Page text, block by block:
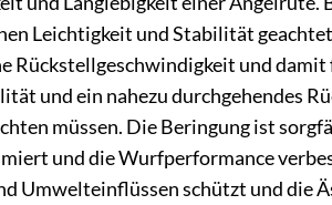
Leichtigkeit und Stabilität
und
und ein nahezu durchgehendes
müssen. Die Beringung ist
und die Wurfperformance
Umwelteinflüssen schützt und die